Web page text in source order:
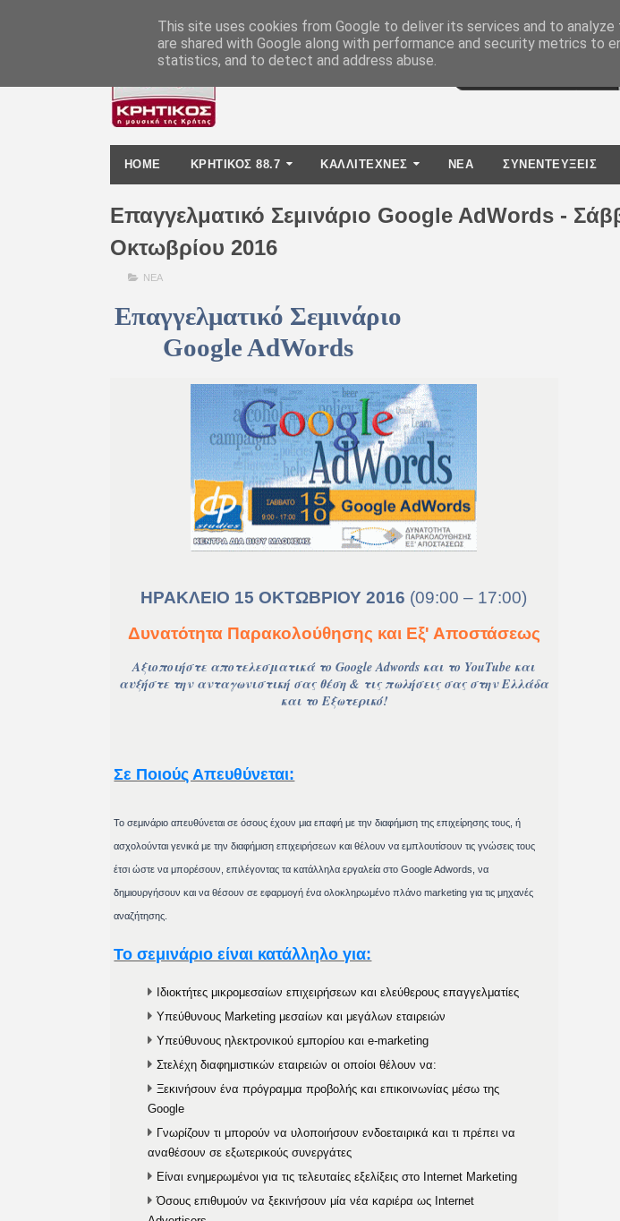
HOME ΚΡΗΤΙΚΟΣ 88.7 ΚΑΛΛΙΤΕΧΝΕΣ ΝΕΑ ΣΥΝΕΝΤΕΥΞΕΙΣ
Επαγγελματικό Σεμινάριο Google AdWords -
Οκτωβρίου 2016
ΝΕΑ
Επαγγελματικό Σεμινάριο
Google AdWords
ΗΡΑΚΛΕΙΟ 15 ΟΚΤΩΒΡΙΟΥ 2016 (09:00 – 17:00)
Δυνατότητα Παρακολούθησης και Εξ' Αποστάσεως
Αξιοποιήστε αποτελεσματικά το Google Αdwords και το YouTube και
αυξήστε την ανταγωνιστική σας θέση & τις πωλήσεις σας στην Ελλάδα
και το Εξωτερικό!
Σε Ποιούς Απευθύνεται:
Το σεμινάριο απευθύνεται σε όσους έχουν μια επαφή με την διαφήμιση της επιχείρησης τους, ή
ασχολούνται γενικά με την διαφήμιση επιχειρήσεων και θέλουν να εμπλουτίσουν τις γνώσεις τους
έτσι ώστε να μπορέσουν, επιλέγοντας τα κατάλληλα εργαλεία στο Google Adwords, να
δημιουργήσουν και να θέσουν σε εφαρμογή ένα ολοκληρωμένο πλάνο marketing για τις μηχανές
αναζήτησης.
Το σεμινάριο είναι κατάλληλο για:
Ιδιοκτήτες μικρομεσαίων επιχειρήσεων και ελεύθερους επαγγελματίες
Υπεύθυνους Marketing μεσαίων και μεγάλων εταιρειών
Υπεύθυνους ηλεκτρονικού εμπορίου και e-marketing
Στελέχη διαφημιστικών εταιρειών oι οποίοι θέλουν να:
Ξεκινήσουν ένα πρόγραμμα προβολής και επικοινωνίας μέσω της
Google
Γνωρίζουν τι μπορούν να υλοποιήσουν ενδοεταιρικά και τι πρέπει να
αναθέσουν σε εξωτερικούς συνεργάτες
Είναι ενημερωμένοι για τις τελευταίες εξελίξεις στο Internet Marketing
Όσους επιθυμούν να ξεκινήσουν μία νέα καριέρα ως Internet
This site uses cookies from Google to deliver its services and to analyze
are shared with Google along with performance and security metrics to
statistics, and to detect and address abuse.